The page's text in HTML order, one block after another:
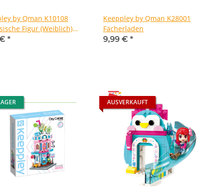
by Qman K10108
Figur (Weiblich)
Sunshine"
*
Keeppley by Qman K28001
Fächerladen
9,99 € *
AUSVERKAUFT